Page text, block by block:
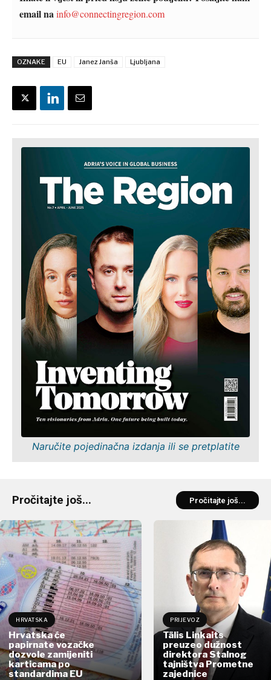
email nainfo@connectingregion.com
OZNAKE EU Janez Janša Ljubljana
Naručite pojedinačna izdanja ili se pretplatite
Pročitajte još... Pročitajte još...
HRVATSKA
Hrvatska će
papirnate vozačke
dozvole zamijeniti
karticama po
standardima EU
PRIJEVOZ
Tālis Linkaits
preuzeo dužnost
direktora Stalnog
tajništva Prometne
zajednice